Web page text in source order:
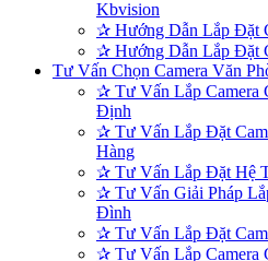
Kbvision
✰ Hướng Dẫn Lắp Đặt
✰ Hướng Dẫn Lắp Đặt
Tư Vấn Chọn Camera Văn
✰ Tư Vấn Lắp Camera
Định
✰ Tư Vấn Lắp Đặt
Hàng
✰ Tư Vấn Lắp Đặt Hệ
✰ Tư Vấn Giải Pháp
Đình
✰ Tư Vấn Lắp Đặt
✰ Tư Vấn Lắp Camera